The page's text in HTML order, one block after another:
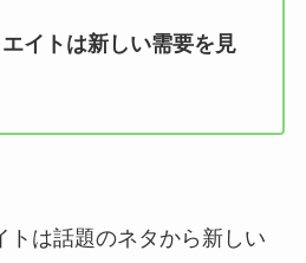
イトは新しい需要を見
トは話題のネタから新しい